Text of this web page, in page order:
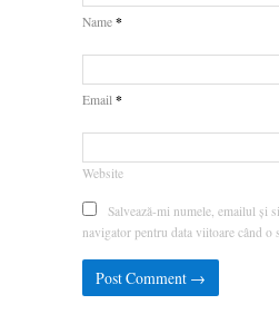
Name *
Email *
Website
Salvează-mi numele, emailul și
navigator pentru data viitoare când o